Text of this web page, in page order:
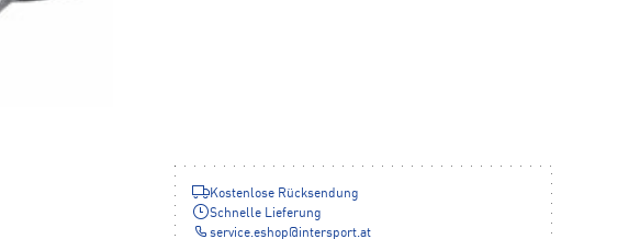
Kostenlose Rücksendung
Schnelle Lieferung
service.eshop@intersport.at